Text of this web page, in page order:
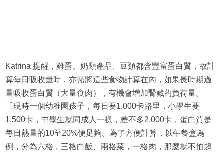
Katrina 提醒，雞蛋、奶類產品、豆類都含豐富蛋白質，故計
算每日吸收量時，亦需將這些食物計算在內，如果長時期過
量吸收蛋白質（大量食肉），有機會增加腎藏的負荷量。
「現時一個幼稚園孩子，每日要1,000卡路里，小學生要
1,500卡，中學生就同成人一樣，差不多2,000卡，蛋白質是
每日熱量的10至20%便足夠。為了方便計算，以午餐盒為
例，分為六格，三格白飯、兩格菜，一格肉，那麼就不怕超